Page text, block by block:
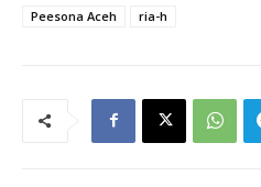
Peesona Aceh
ria-h